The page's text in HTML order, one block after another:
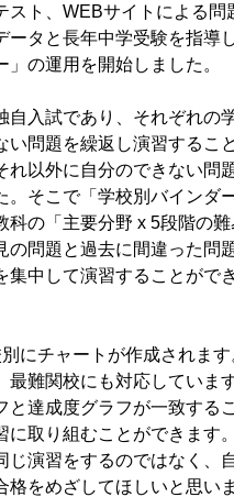
スト、WEBサイトによる
タと長年中学受験を指導
の運用を開始しました。
入試であり、それぞれの
問題を繰返し演習するこ
以外に自分のできない問
。そこで「学校別バインダ
の「主要分野 x 5段階の
の問題と過去に間違った問
中して演習することがで
にチャートが作成されま
難関校にも対応していま
と達成度グラフが一致する
取り組むことができます
演習をするのではなく、
をめざしてほしいと思い